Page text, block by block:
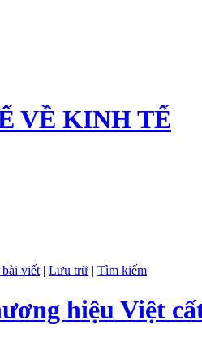
VỀ KINH TẾ
bài viết | Lưu trữ | Tìm kiếm
hiệu Việt